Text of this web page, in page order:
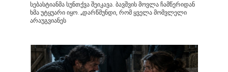
სებასტიანმა სუნთქვა შეიკავა. ბავშვის მოვლა ჩამწერიდან
ხმა უტყუარი იყო. „დარწმუნდი, რომ ყველა მომვლელი
არაუგვიანეს